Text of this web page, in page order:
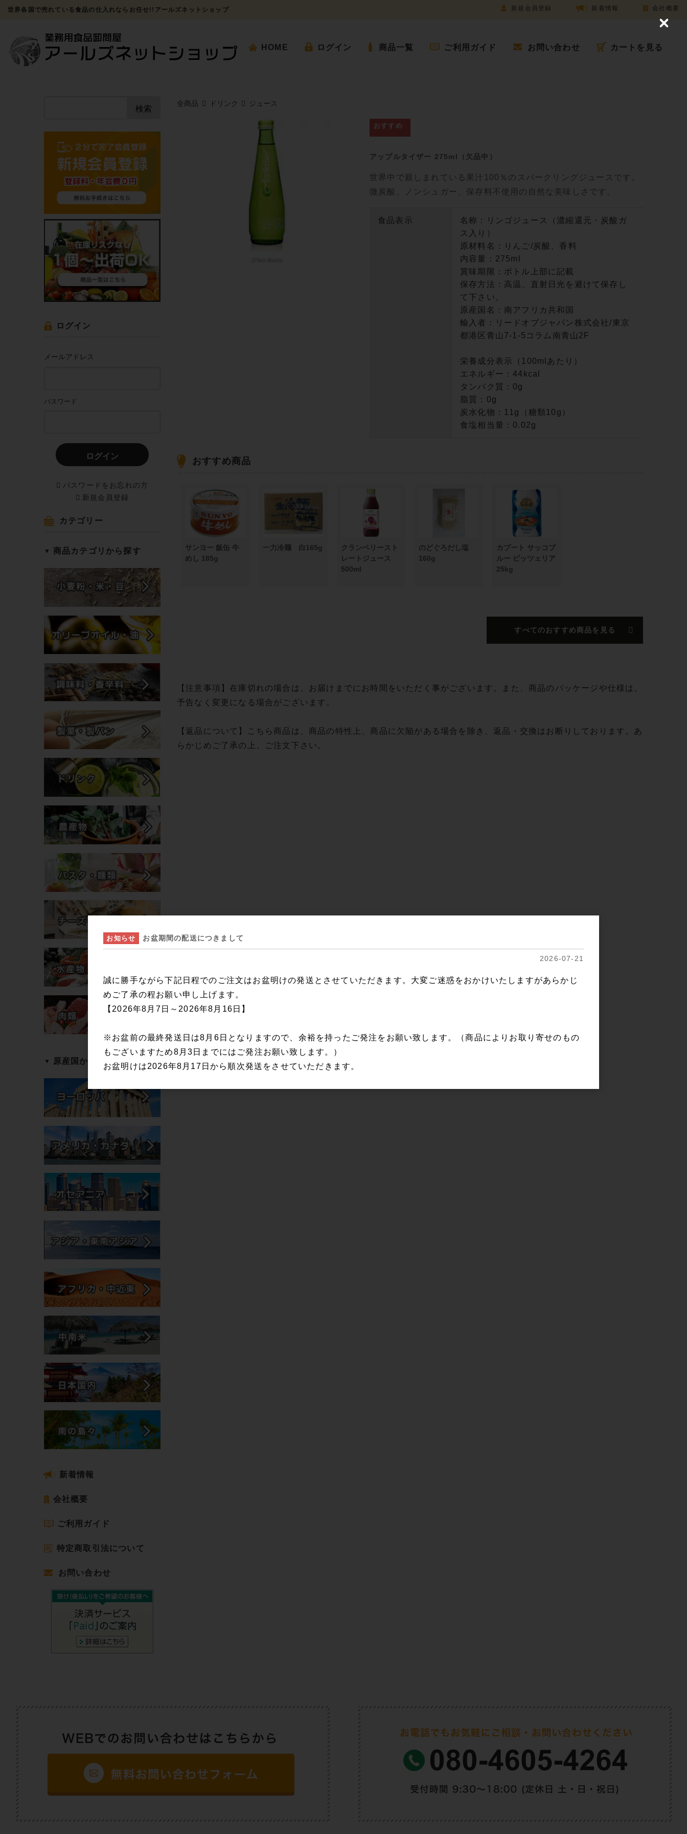
世界各国で売れている食品の仕入れならお任せ!!アールズネットショップ 新規会員登録 新着情報 会社概要
HOME ログイン 商品一覧 ご利用ガイド お問い合わせ カートを見る
全商品 ドリンク ジュース
アップルタイザー 275ml（欠品中）
世界中で親しまれている果汁100％のスパークリングジュースです。
微炭酸、ノンシュガー、保存料不使用の自然な美味しさです。
食品表示
名称：リンゴジュース（濃縮還元・炭酸ガ
ス入り）
原材料名：りんご/炭酸、香料
内容量：275ml
賞味期限：ボトル上部に記載
保存方法：高温、直射日光を避けて保存し
て下さい。
原産国名：南アフリカ共和国
輸入者：リードオブジャパン株式会社/東京
都港区青山7-1-5コラム南青山2F
栄養成分表示（100mlあたり）
エネルギー：44kcal
タンパク質：0g
脂質：0g
炭水化物：11g（糖類10g）
食塩相当量：0.02g
おすすめ商品
サンヨー 飯缶 牛
めし 185g
一力冷麺 白165g
クランベリースト
レートジュース
500ml
のどぐろだし塩
160g
カプート サッコブ
ルー ピッツェリア
25kg
すべてのおすすめ商品を見る
【注意事項】在庫切れの場合は、お届けまでにお時間をいただく事がございます。また、商品のパッケージや仕様は、
予告なく変更になる場合がございます。
【返品について】こちら商品は、商品の特性上、商品に欠陥がある場合を除き、返品・交換はお断りしております。あ
らかじめご了承の上、ご注文下さい。
検索
ログイン
メールアドレス
パスワード
ログイン
パスワードをお忘れの方
新規会員登録
カテゴリー
商品カテゴリから探す
原産国から探す
新着情報
会社概要
ご利用ガイド
特定商取引法について
お問い合わせ
お知らせ お盆期間の配送につきまして
2026-07-21
誠に勝手ながら下記日程でのご注文はお盆明けの発送とさせていただきます。大変ご迷惑をおかけいたしますがあらかじ
めご了承の程お願い申し上げます。
【2026年8月7日～2026年8月16日】
※お盆前の最終発送日は8月6日となりますので、余裕を持ったご発注をお願い致します。（商品によりお取り寄せのもの
もございますため8月3日までにはご発注お願い致します。）
お盆明けは2026年8月17日から順次発送をさせていただきます。
C